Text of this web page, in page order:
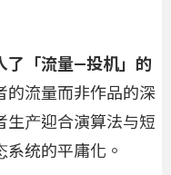
了「流量—投机」的
的流量而非作品的深
生产迎合演算法与短
统的平庸化。